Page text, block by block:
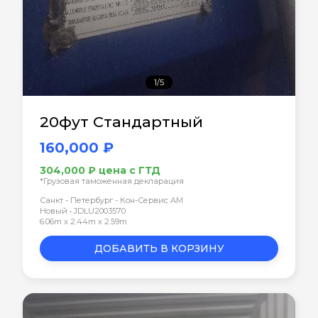
1/5
20фут Стандартный
160,000 ₽
304,000 ₽ цена с ГТД
*Грузовая таможенная декларация
Санкт - Петербург - Кон-Сервис АМ
Новый • JDLU2003570
6.06m x 2.44m x 2.59m
ДОБАВИТЬ В КОРЗИНУ